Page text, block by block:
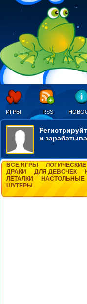
ИГРЫ RSS
и
ВСЕ ИГРЫ ЛОГИЧЕСКИЕ
ДРАКИ
ДЛЯ ДЕВОЧЕК
ЛЕТАЛКИ
НАСТОЛЬНЫЕ
ШУТЕРЫ